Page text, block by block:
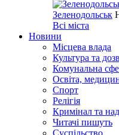
Зеленодольськ
Всі міста
Новини
Місцева влада
Культура та
Комунальна
Освіта,
Спорт
Релігія
Кримінал та
Читачі пишуть
Суспільство